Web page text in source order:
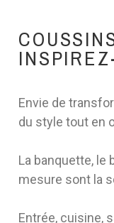
Envie de
du style tout en
La banquette, le
mesure sont la
Entrée, cuisine,